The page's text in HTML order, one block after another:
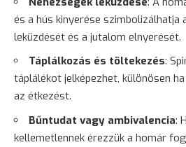
és a hús kinyerése szimbolizálhatja
leküzdését és a jutalom elnyerését.
Táplálkozás és töltekezés:
táplálékot jelképezhet, különösen
az étkezést.
Bűntudat vagy ambivalencia:
kellemetlennek érezzük a homár